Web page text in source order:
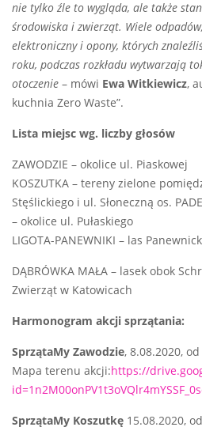
nie tylko źle to wygląda, ale także
środowiska i zwierząt. Wiele
elektroniczny i opony, których
roku, podczas rozkładu wytwarzają
otoczenie – mówi Ewa Witkiewicz,
kuchnia Zero Waste”.
Lista miejsc wg. liczby głosów
ZAWODZIE – okolice ul. Piaskowej
KOSZUTKA – tereny zielone
Stęślickiego i ul. Słoneczną os.
– okolice ul. Pułaskiego
LIGOTA-PANEWNIKI – las
DĄBRÓWKA MAŁA – lasek obok
Zwierząt w Katowicach
Harmonogram akcji sprzątania:
SprzątaMy Zawodzie, 8.08.2020,
Mapa terenu akcji:https://
SprzątaMy Koszutkę 15.08.2020,